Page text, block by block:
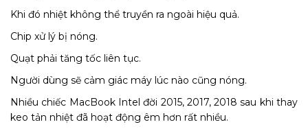
Khi đó nhiệt không thể truyền ra ngoài hiệu quả.
Chip xử lý bị nóng.
Quạt phải tăng tốc liên tục.
Người dùng sẽ cảm giác máy lúc nào cũng nóng.
Nhiều chiếc MacBook Intel đời 2015, 2017, 2018 sau khi thay
keo tản nhiệt đã hoạt động êm hơn rất nhiều.